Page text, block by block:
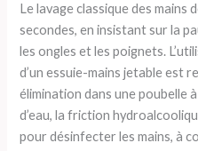
Le lavage classique des mains
secondes, en insistant sur la
les ongles et les poignets.
d’un essuie-mains jetable est
élimination dans une poubelle
d’eau, la friction
pour désinfecter les mains, à